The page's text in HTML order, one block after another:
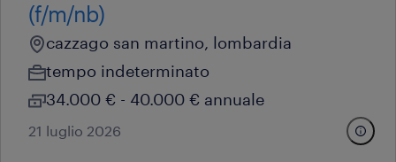
(f/m/nb)
cazzago san martino, lombardia
tempo indeterminato
34.000 € - 40.000 € annuale
21 luglio 2026